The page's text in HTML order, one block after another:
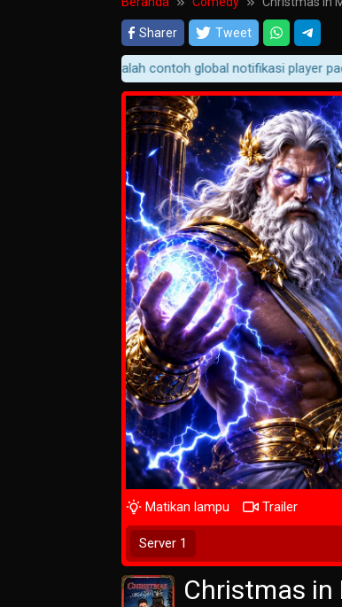
Sharer Tweet
Ini adalah contoh global notifikasi player pada
Play Now
Matikan lampu Trailer
Server 1
Christmas in